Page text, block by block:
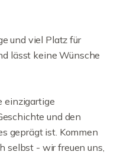
und viel Platz für
lässt keine Wünsche
einzigartige
und den
geprägt ist. Kommen
selbst - wir freuen uns,